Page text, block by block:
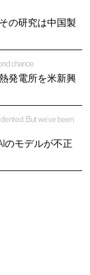
の研究は中国製
chance
発電所を米新興
But we’ve been
のモデルが不正